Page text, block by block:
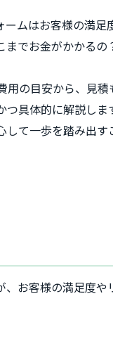
ムはお客様の満足
でお金がかかるの
の目安から、見積
具体的に解説しま
て一歩を踏み出す
お客様の満足度や